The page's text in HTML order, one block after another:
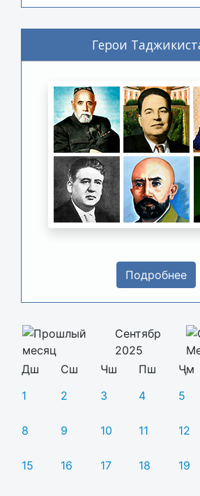
Герои
Подробнее
Сентябр
2025
Дш
Сш Чш Пш Ҷм
1
2 3 4 5
8 9 10 11 12
15 16 17 18 19